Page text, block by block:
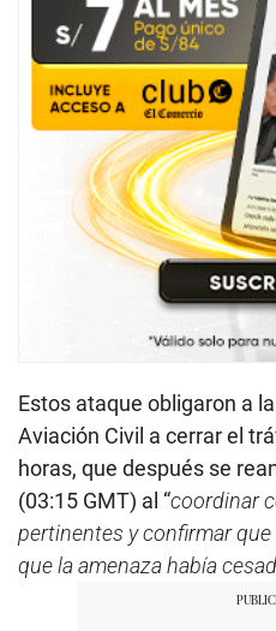
Estos ataque obligaron a
Aviación Civil a cerrar el
horas, que después se
(03:15 GMT) al “coordinar
pertinentes y confirmar
que la amenaza había